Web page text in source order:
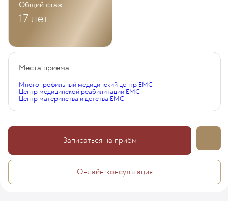
Общий стаж
17 лет
Места приема
Многопрофильный медицинский центр EMC
Центр медицинской реабилитации EMC
Центр материнства и детства EMC
Записаться на приём
Онлайн-консультация